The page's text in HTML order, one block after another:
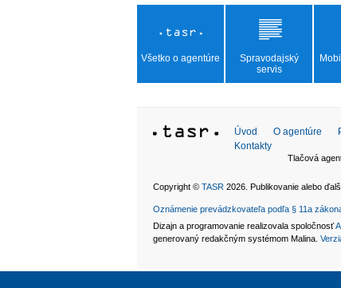
Všetko o agentúre
Spravodajský
servis
Úvod O agentúre
Kontakty
Tlačová
Copyright © TASR 2026. Publikovanie alebo
Oznámenie prevádzkovateľa podľa § 11a
Dizajn a programovanie realizovala spoločnosť
generovaný redakčným systémom Malina.